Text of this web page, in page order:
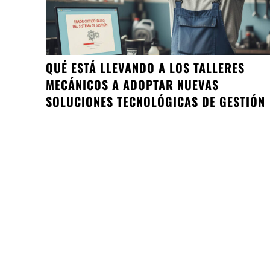
QUÉ ESTÁ LLEVANDO A LOS TALLERES
MECÁNICOS A ADOPTAR NUEVAS
SOLUCIONES TECNOLÓGICAS DE GESTIÓN